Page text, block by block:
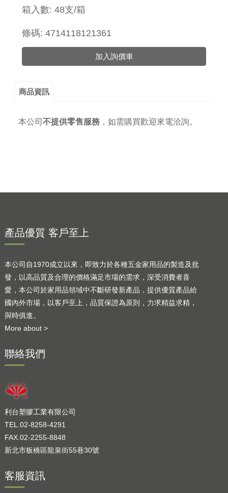
箱入數: 48支/箱
條碼: 4714118121361
加入詢價車
商品資訊
本公司 不提供零售服務， 如需購買歡迎來電洽詢。
產品優質 客戶至上
本公司自1970成立以來，即致力於各種五金家用品的製造及批
發，以高品質及合理的價格滿足市場的需求，深受消費者喜
愛，本公司於家用品領域中不斷研發新產品，提供優質產品給
國內外市場，以客戶至上，品質保證為原則，力求精益求精，
與時俱進。
More about >
聯絡我們
利台塑膠工業有限公司
TEL.02-8258-4291
FAX.02-2255-8848
新北市板橋區龍泉街55巷30號
客服資訊